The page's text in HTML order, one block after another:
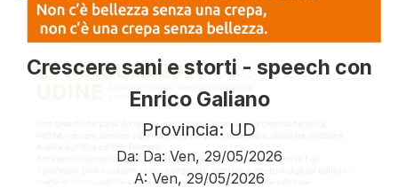
Crescere sani e storti - speech con
Enrico Galiano
Provincia: UD
Da: Da: Ven, 29/05/2026
A: Ven, 29/05/2026